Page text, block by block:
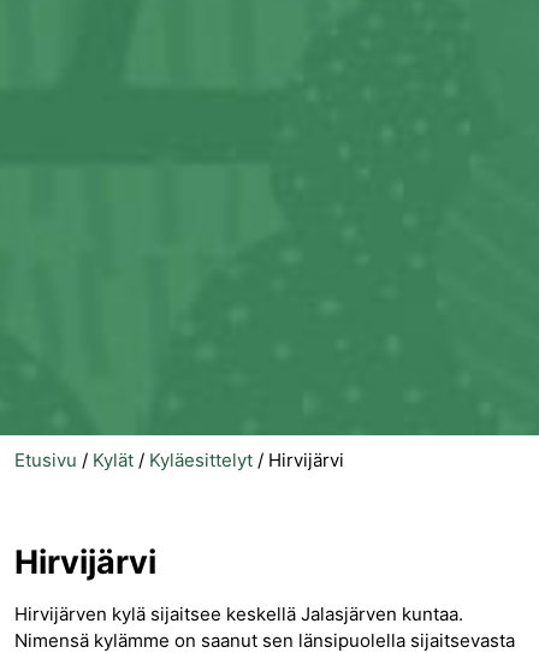
Etusivu / Kylät / Kyläesittelyt / Hirvijärvi
Hirvijärvi
Hirvijärven kylä sijaitsee keskellä Jalasjärven kuntaa.
Nimensä kylämme on saanut sen länsipuolella sijaitsevasta